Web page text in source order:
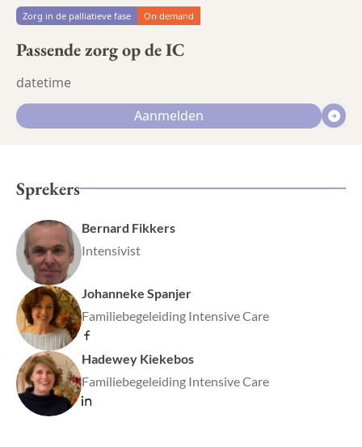
Zorg in de palliatieve fase On demand
Passende zorg op de IC
datetime
Aanmelden
Sprekers
Bernard Fikkers
Intensivist
Johanneke Spanjer
Familiebegeleiding Intensive Care
Hadewey Kiekebos
Familiebegeleiding Intensive Care